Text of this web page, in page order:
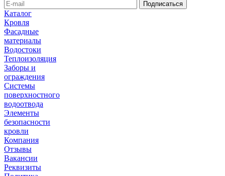
Каталог
Кровля
Фасадные
материалы
Водостоки
Теплоизоляция
Заборы и
ограждения
Системы
поверхностного
водоотвода
Элементы
безопасности
кровли
Компания
Отзывы
Вакансии
Реквизиты